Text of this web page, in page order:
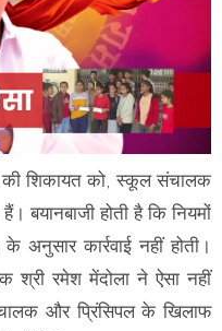
शिकायत को, स्कूल संचालक
बयानबाजी होती है कि नियमों
अनुसार कार्रवाई नहीं होती।
श्री रमेश मेंदोला ने ऐसा नहीं
और प्रिंसिपल के खिलाफ